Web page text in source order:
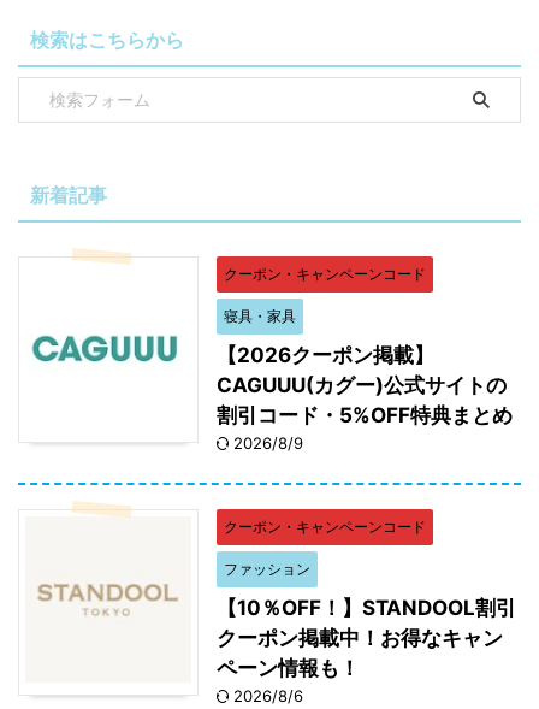
検索はこちらから
新着記事
クーポン・キャンペーンコード
寝具・家具
【2026クーポン掲載】
CAGUUU(カグー)公式サイトの
割引コード・5%OFF特典まとめ
2026/8/9
クーポン・キャンペーンコード
ファッション
【10％OFF！】STANDOOL割引
クーポン掲載中！お得なキャン
ペーン情報も！
2026/8/6